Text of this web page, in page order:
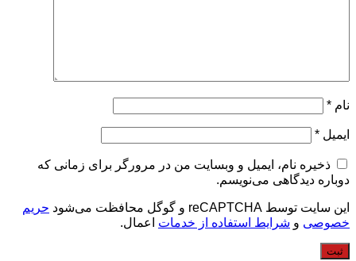
نام *
ایمیل *
ذخیره نام، ایمیل و وبسایت من در مرورگر برای زمانی که
دوباره دیدگاهی می‌نویسم.
این سایت توسط reCAPTCHA و گوگل محافظت می‌شود
حریم
خصوصی و شرایط استفاده از خدمات اعمال.